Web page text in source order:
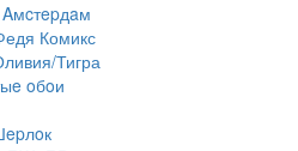
Комикс
Тигра
oбoи